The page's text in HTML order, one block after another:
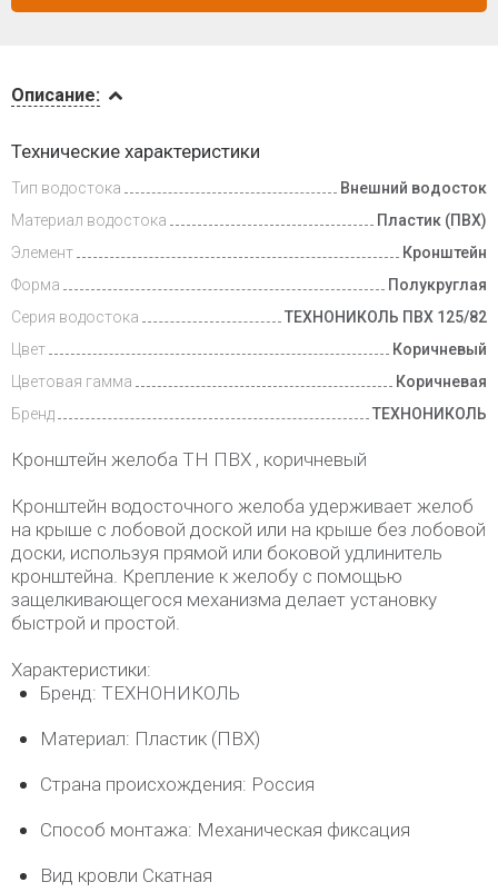
Доставка
Описание:
Технические характеристики
Тип водостока
Внешний водосток
Материал водостока
Пластик (ПВХ)
Элемент
Кронштейн
Форма
Полукруглая
Серия водостока
ТЕХНОНИКОЛЬ ПВХ 125/82
Цвет
Коричневый
Цветовая гамма
Коричневая
Бренд
ТЕХНОНИКОЛЬ
Кронштейн желоба ТН ПВХ , коричневый
Кронштейн водосточного желоба удерживает желоб
на крыше с лобовой доской или на крыше без лобовой
доски, используя прямой или боковой удлинитель
кронштейна. Крепление к желобу с помощью
защелкивающегося механизма делает установку
быстрой и простой.
Характеристики:
Бренд: ТЕХНОНИКОЛЬ
Материал: Пластик (ПВХ)
Страна происхождения: Россия
Способ монтажа: Механическая фиксация
Вид кровли Скатная